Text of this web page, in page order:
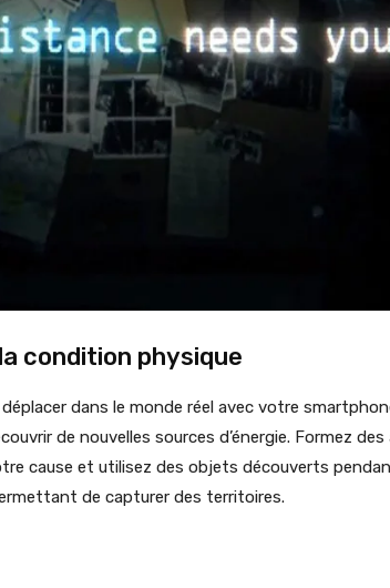
condition physique
dans le monde réel avec votre
de nouvelles sources d’énergie. Formez des
cause et utilisez des objets découverts
de capturer des territoires.